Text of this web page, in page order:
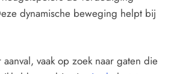
dynamische beweging helpt bij
vaak op zoek naar gaten die